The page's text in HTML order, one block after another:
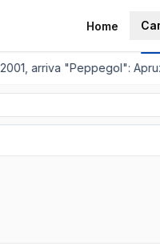
Home
arriva "Peppegol":